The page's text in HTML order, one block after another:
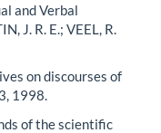
and Verbal
J. R. E.; VEEL, R.
on discourses of
1998.
of the scientific